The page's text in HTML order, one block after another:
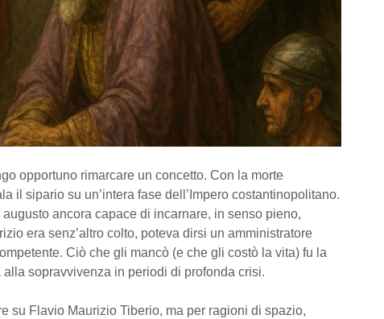
opportuno rimarcare un concetto. Con la morte
il sipario su un’intera fase dell’Impero costantinopolitano.
augusto ancora capace di incarnare, in senso pieno,
era senz’altro colto, poteva dirsi un amministratore
Ciò che gli mancò (e che gli costò la vita) fu la
alla sopravvivenza in periodi di profonda crisi.
su Flavio Maurizio Tiberio, ma per ragioni di spazio,